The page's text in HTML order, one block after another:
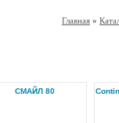
Главная »
СМАЙЛ 80